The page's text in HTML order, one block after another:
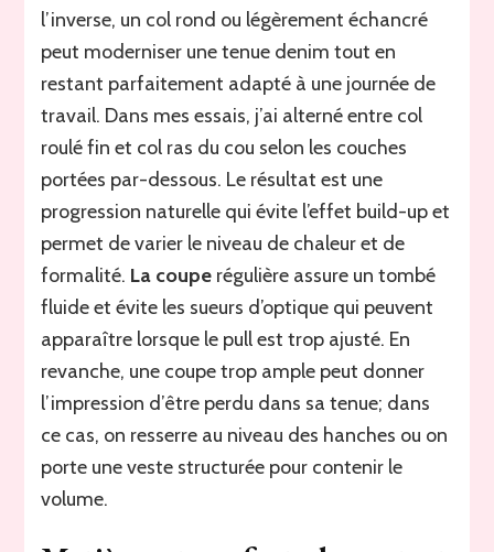
l’inverse, un col rond ou légèrement échancré
peut moderniser une tenue denim tout en
restant parfaitement adapté à une journée de
travail. Dans mes essais, j’ai alterné entre col
roulé fin et col ras du cou selon les couches
portées par-dessous. Le résultat est une
progression naturelle qui évite l’effet build-up et
permet de varier le niveau de chaleur et de
formalité. La coupe régulière assure un tombé
fluide et évite les sueurs d’optique qui peuvent
apparaître lorsque le pull est trop ajusté. En
revanche, une coupe trop ample peut donner
l’impression d’être perdu dans sa tenue; dans
ce cas, on resserre au niveau des hanches ou on
porte une veste structurée pour contenir le
volume.